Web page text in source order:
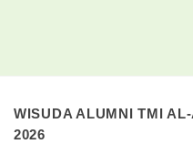
WISUDA ALUMNI TMI
2026